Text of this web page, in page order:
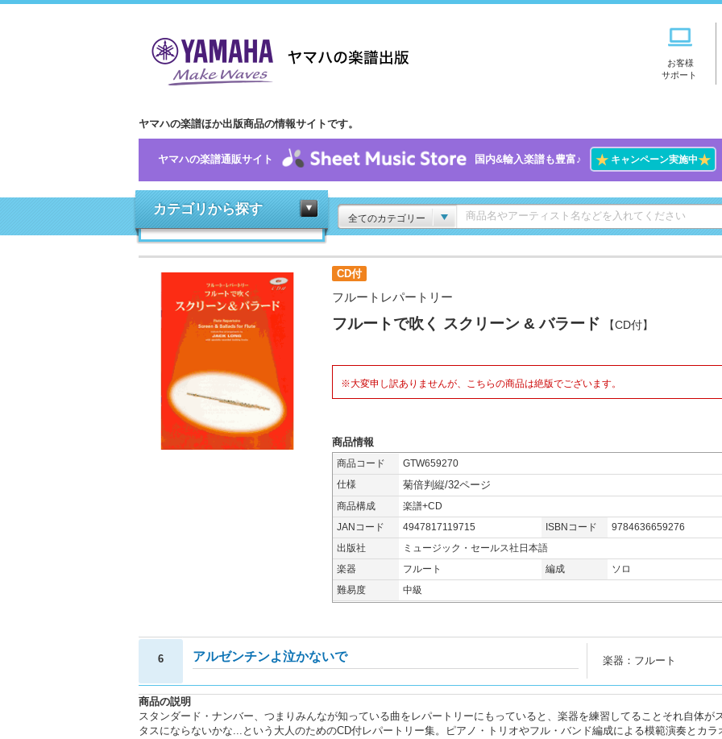
お客様
サポート
ヤマハの楽譜ほか出版商品の情報サイトです。
ヤマハの楽譜通販サイト 国内&輸入楽譜も豊富♪ ★キャンペーン実施中★
カテゴリから探す
全てのカテゴリー
CD付
フルートレパートリー
フルートで吹く スクリーン & バラード 【CD付】
※大変申し訳ありませんが、こちらの商品は絶版でございます。
商品情報
商品コード
GTW659270
仕様
菊倍判縦/32ページ
商品構成
楽譜+CD
JANコード
4947817119715 ISBNコード
9784636659276
出版社
ミュージック・セールス社日本語
楽器
フルート 編成
ソロ
難易度
中級
6 アルゼンチンよ泣かないで 楽器：フルート
商品の説明
スタンダード・ナンバー、つまりみんなが知っている曲をレパートリーにもっていると、楽器を練習してることそれ自体が
タスにならないかな...という大人のためのCD付レパートリー集。ピアノ・トリオやフル・バンド編成による模範演奏とカラ